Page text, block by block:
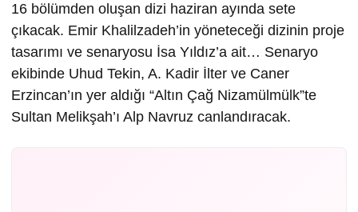
16 bölümden oluşan dizi haziran ayında sete
çıkacak. Emir Khalilzadeh’in yöneteceği dizinin proje
tasarımı ve senaryosu İsa Yıldız’a ait… Senaryo
ekibinde Uhud Tekin, A. Kadir İlter ve Caner
Erzincan’ın yer aldığı “Altın Çağ Nizamülmülk”te
Sultan Melikşah’ı Alp Navruz canlandıracak.